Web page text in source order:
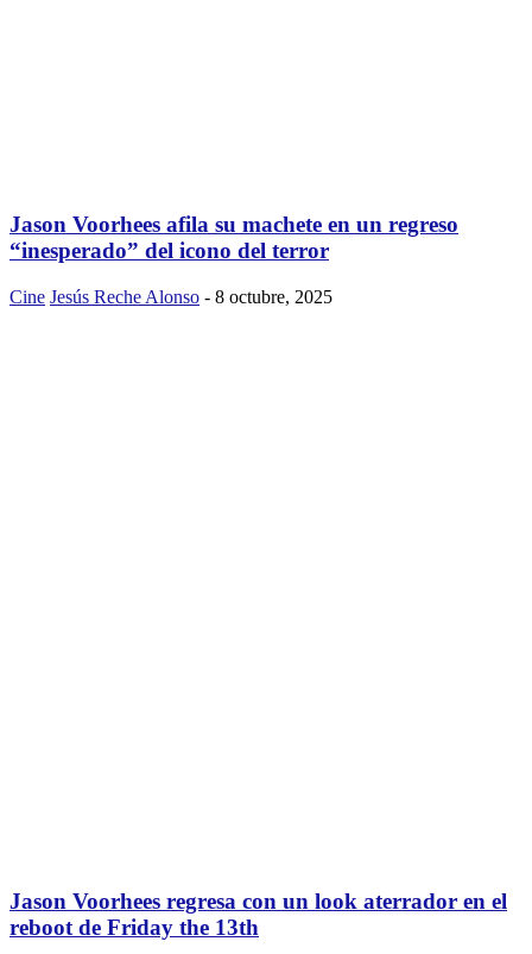
Jason Voorhees afila su machete en un regreso
“inesperado” del icono del terror
Cine Jesús Reche Alonso - 8 octubre, 2025
Jason Voorhees regresa con un look aterrador en el
reboot de Friday the 13th